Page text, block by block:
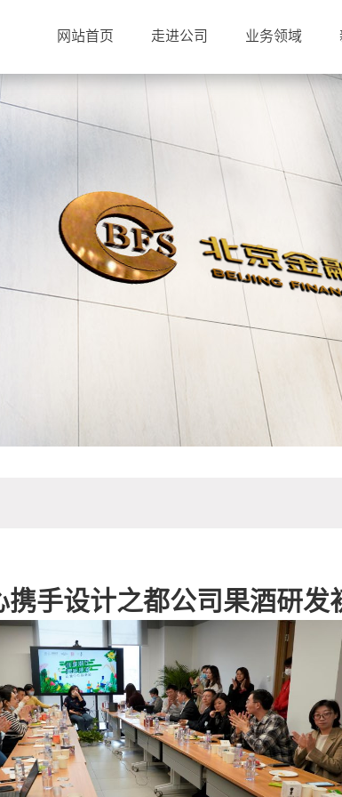
业务领域
走进公司
网站首页
携手设计之都公司果酒研发